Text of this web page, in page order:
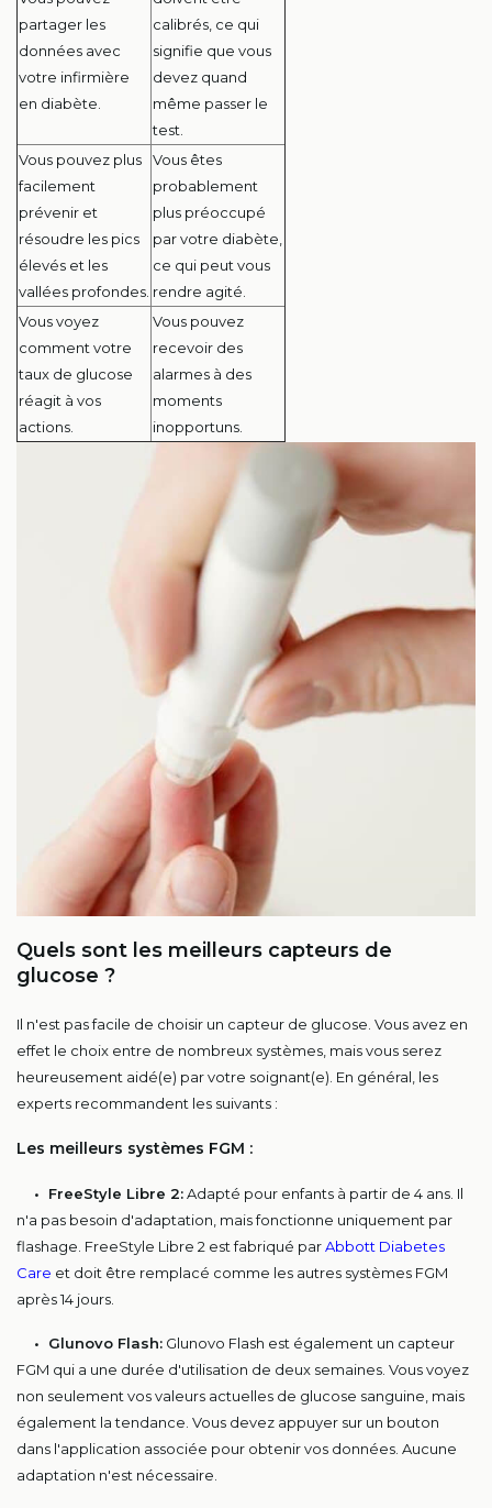
partager les
données avec
votre infirmière
en diabète.
calibrés, ce qui
signifie que vous
devez quand
même passer le
test.
Vous pouvez plus
facilement
prévenir et
résoudre les pics
élevés et les
vallées profondes.
Vous êtes
probablement
plus préoccupé
par votre diabète,
ce qui peut vous
rendre agité.
Vous voyez
comment votre
taux de glucose
réagit à vos
actions.
Vous pouvez
recevoir des
alarmes à des
moments
inopportuns.
Quels sont les meilleurs capteurs de
glucose ?
Il n'est pas facile de choisir un capteur de glucose. Vous avez en
effet le choix entre de nombreux systèmes, mais vous serez
heureusement aidé(e) par votre soignant(e). En général, les
experts recommandent les suivants :
Les meilleurs systèmes FGM :
• FreeStyle Libre 2:Adapté pour enfants à partir de 4 ans. Il
n'a pas besoin d'adaptation, mais fonctionne uniquement par
flashage. FreeStyle Libre 2 est fabriqué parAbbott Diabetes
Care et doit être remplacé comme les autres systèmes FGM
après 14 jours.
• Glunovo Flash: Glunovo Flash est également un capteur
FGM qui a une durée d'utilisation de deux semaines. Vous voyez
non seulement vos valeurs actuelles de glucose sanguine, mais
également la tendance. Vous devez appuyer sur un bouton
dans l'application associée pour obtenir vos données. Aucune
adaptation n'est nécessaire.